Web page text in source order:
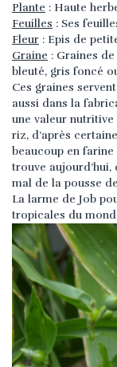
Plante : Haute
Feuilles : Ses
Fleur : Epis de
Graine : Graines
bleuté, gris foncé
Ces graines
aussi dans la
une valeur nutritive
riz, d’après
beaucoup en
trouve
mal de la pousse
La larme de Job
tropicales du